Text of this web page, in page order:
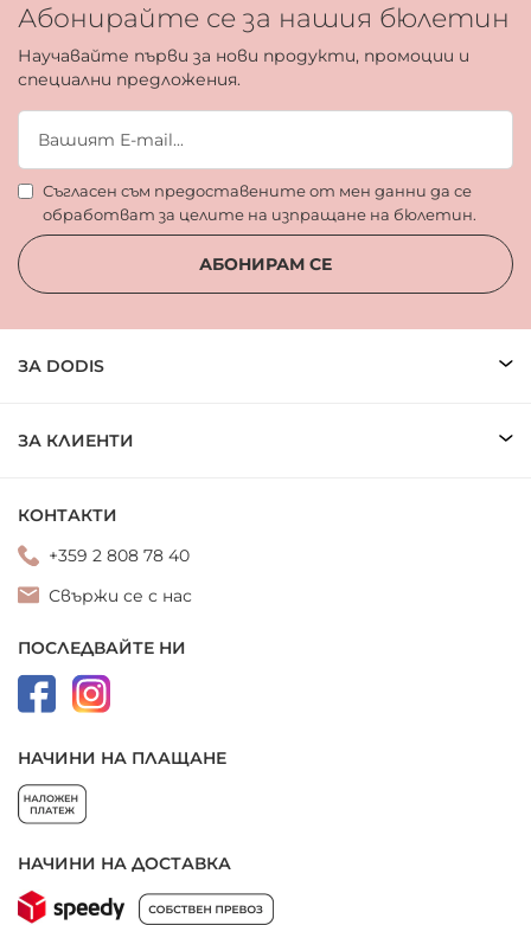
Абонирайте се за нашия бюлетин
Научавайте първи за нови продукти, промоции и
специални предложения.
Съгласен съм предоставените от мен данни да се
обработват за целите на изпращане на бюлетин.
АБОНИРАМ СЕ
ЗА DODIS
ЗА КЛИЕНТИ
КОНТАКТИ
+359 2 808 78 40
Свържи се с нас
ПОСЛЕДВАЙТЕ НИ
НАЧИНИ НА ПЛАЩАНЕ
НАЧИНИ НА ДОСТАВКА